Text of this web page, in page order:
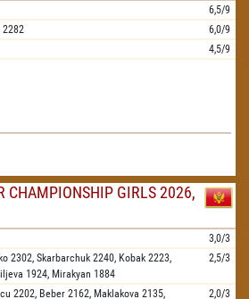
6,5/9
2282
6,0/9
4,5/9
CHAMPIONSHIP GIRLS 2026,
3,0/3
2302, Skarbarchuk 2240, Kobak 2223,
1924, Mirakyan 1884
2,5/3
2202, Beber 2162, Maklakova 2135, 2,0/3